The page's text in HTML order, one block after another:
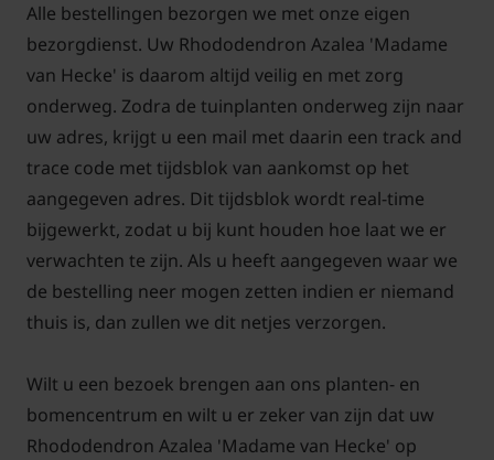
Alle bestellingen bezorgen we met onze eigen
bezorgdienst. Uw Rhododendron Azalea 'Madame
van Hecke' is daarom altijd veilig en met zorg
onderweg. Zodra de tuinplanten onderweg zijn naar
uw adres, krijgt u een mail met daarin een track and
trace code met tijdsblok van aankomst op het
aangegeven adres. Dit tijdsblok wordt real-time
bijgewerkt, zodat u bij kunt houden hoe laat we er
verwachten te zijn. Als u heeft aangegeven waar we
de bestelling neer mogen zetten indien er niemand
thuis is, dan zullen we dit netjes verzorgen.
Wilt u een bezoek brengen aan ons planten- en
bomencentrum en wilt u er zeker van zijn dat uw
Rhododendron Azalea 'Madame van Hecke' op